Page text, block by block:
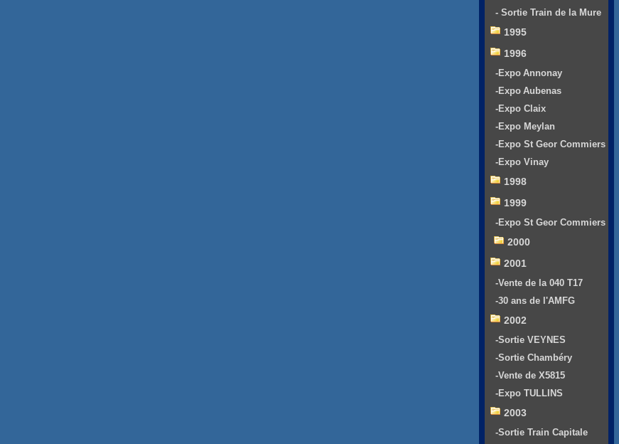
- Sortie Train de la Mure
1995
1996
-Expo Annonay
-Expo Aubenas
-Expo Claix
-Expo Meylan
-Expo St Geor Commiers
-Expo Vinay
1998
1999
-Expo St Geor Commiers
2000
2001
-Vente de la 040 T17
-30 ans de l'AMFG
2002
-Sortie VEYNES
-Sortie Chambéry
-Vente de X5815
-Expo TULLINS
2003
-Sortie Train Capitale